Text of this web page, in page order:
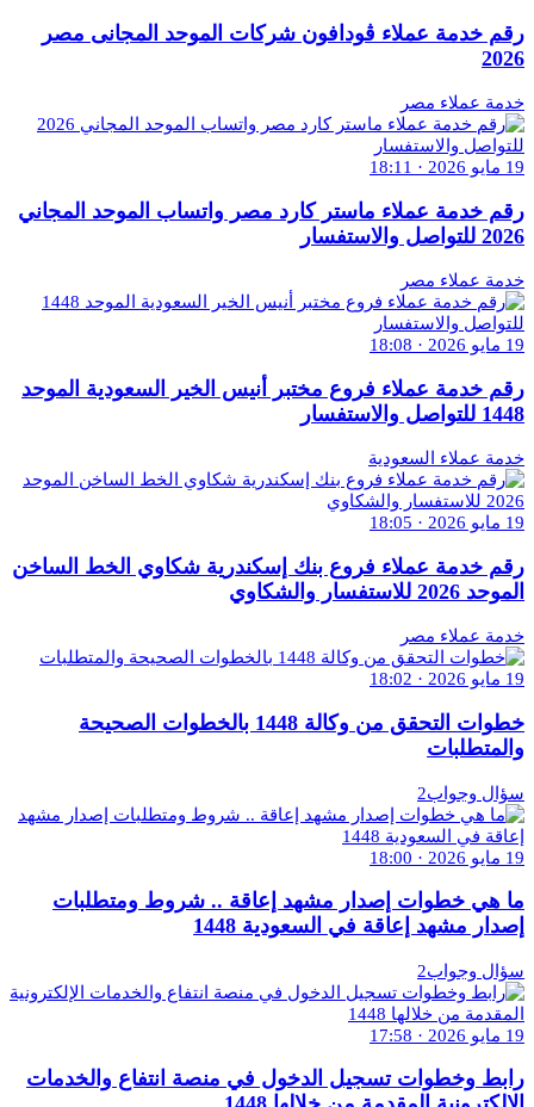
رقم خدمة عملاء ڤودافون شركات الموحد المجانى مصر
2026
خدمة عملاء مصر
19 مايو 2026 · 18:11
رقم خدمة عملاء ماستر كارد مصر واتساب الموحد المجاني
2026 للتواصل والاستفسار
خدمة عملاء مصر
19 مايو 2026 · 18:08
رقم خدمة عملاء فروع مختبر أنيس الخير السعودية الموحد
1448 للتواصل والاستفسار
خدمة عملاء السعودية
19 مايو 2026 · 18:05
رقم خدمة عملاء فروع بنك إسكندرية شكاوي الخط الساخن
الموحد 2026 للاستفسار والشكاوي
خدمة عملاء مصر
19 مايو 2026 · 18:02
خطوات التحقق من وكالة 1448 بالخطوات الصحيحة
والمتطلبات
سؤال وجواب2
19 مايو 2026 · 18:00
ما هي خطوات إصدار مشهد إعاقة .. شروط ومتطلبات
إصدار مشهد إعاقة في السعودية 1448
سؤال وجواب2
19 مايو 2026 · 17:58
رابط وخطوات تسجيل الدخول في منصة انتفاع والخدمات